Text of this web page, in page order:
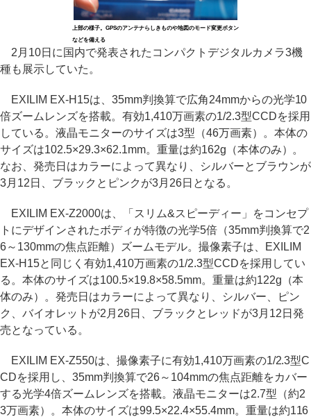
上部の様子。GPSのアンテナらしきものや地図のモード変更ボタン
などを備える
2月10日に国内で発表されたコンパクトデジタルカメラ3機
種も展示していた。
EXILIM EX-H15は、35mm判換算で広角24mmからの光学10
倍ズームレンズを搭載。有効1,410万画素の1/2.3型CCDを採用
している。液晶モニターのサイズは3型（46万画素）。本体の
サイズは102.5×29.3×62.1mm。重量は約162g（本体のみ）。
なお、発売日はカラーによって異なり、シルバーとブラウンが
3月12日、ブラックとピンクが3月26日となる。
EXILIM EX-Z2000は、「スリム&スピーディー」をコンセプ
トにデザインされたボディが特徴の光学5倍（35mm判換算で2
6～130mmの焦点距離）ズームモデル。撮像素子は、EXILIM
EX-H15と同じく有効1,410万画素の1/2.3型CCDを採用してい
る。本体のサイズは100.5×19.8×58.5mm。重量は約122g（本
体のみ）。発売日はカラーによって異なり、シルバー、ピン
ク、バイオレットが2月26日、ブラックとレッドが3月12日発
売となっている。
EXILIM EX-Z550は、撮像素子に有効1,410万画素の1/2.3型C
CDを採用し、35mm判換算で26～104mmの焦点距離をカバー
する光学4倍ズームレンズを搭載。液晶モニターは2.7型（約2
3万画素）。本体のサイズは99.5×22.4×55.4mm。重量は約116